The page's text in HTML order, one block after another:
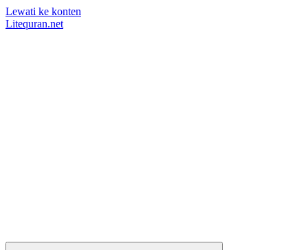
Lewati ke konten
Litequran.net